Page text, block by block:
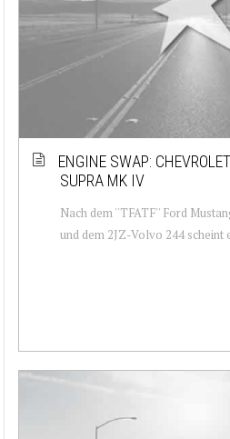
ENGINE SWAP:
SUPRA MK IV
Nach dem ''TFATF'' Ford
und dem 2JZ-Volvo 244 scheint